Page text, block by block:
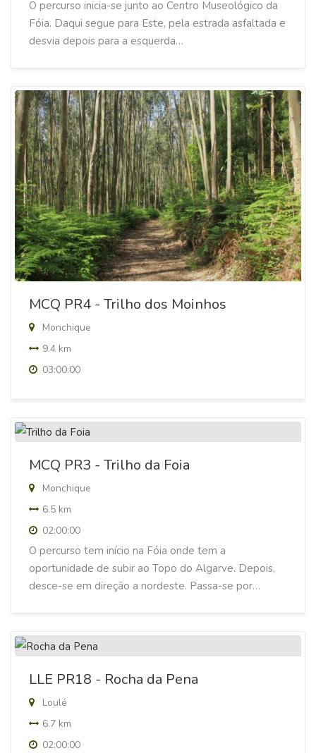
O percurso inicia-se junto ao Centro Museológico da
Fóia. Daqui segue para Este, pela estrada asfaltada e
desvia depois para a esquerda…
MCQ PR4 - Trilho dos Moinhos
Monchique
9.4 km
03:00:00
MCQ PR3 - Trilho da Foia
Monchique
6.5 km
02:00:00
O percurso tem início na Fóia onde tem a
oportunidade de subir ao Topo do Algarve. Depois,
desce-se em direção a nordeste. Passa-se por…
LLE PR18 - Rocha da Pena
Loulé
6.7 km
02:00:00